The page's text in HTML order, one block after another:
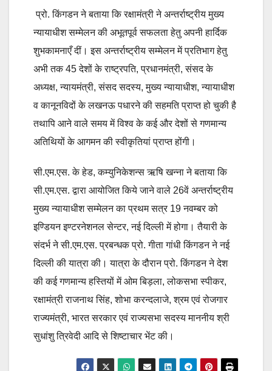
प्रो. किंगडन ने बताया कि रक्षामंत्री ने अन्तर्राष्ट्रीय मुख्य
न्यायाधीश सम्मेलन की अभूतपूर्व सफलता हेतु अपनी हार्दिक
शुभकामनाएँ दीं। इस अन्तर्राष्ट्रीय सम्मेलन में प्रतिभाग हेतु
अभी तक 45 देशों के राष्ट्रपति, प्रधानमंत्री, संसद के
अध्यक्ष, न्यायमंत्री, संसद सदस्य, मुख्य न्यायाधीश, न्यायाधीश
व कानूनविदों के लखनऊ पधारने की सहमति प्राप्त हो चुकी है
तथापि आने वाले समय में विश्व के कई और देशों से गणमान्य
अतिथियों के आगमन की स्वीकृतियां प्राप्त होंगी।
सी.एम.एस. के हेड, कम्युनिकेशन्स ऋषि खन्ना ने बताया कि
सी.एम.एस. द्वारा आयोजित किये जाने वाले 26वें अन्तर्राष्ट्रीय
मुख्य न्यायाधीश सम्मेलन का प्रथम सत्र 19 नवम्बर को
इण्डियन इण्टरनेशनल सेन्टर, नई दिल्ली में होगा। तैयारी के
संदर्भ ने सी.एम.एस. प्रबन्धक प्रो. गीता गांधी किंगडन ने नई
दिल्ली की यात्रा की। यात्रा के दौरान प्रो. किंगडन ने देश
की कई गणमान्य हस्तियों में ओम बिड़ला, लोकसभा स्पीकर,
रक्षामंत्री राजनाथ सिंह, शोभा करन्दलाजे, श्रम एवं रोजगार
राज्यमंत्री, भारत सरकार एवं राज्यसभा सदस्य माननीय श्री
सुधांशु त्रिवेदी आदि से शिष्टाचार भेंट की।